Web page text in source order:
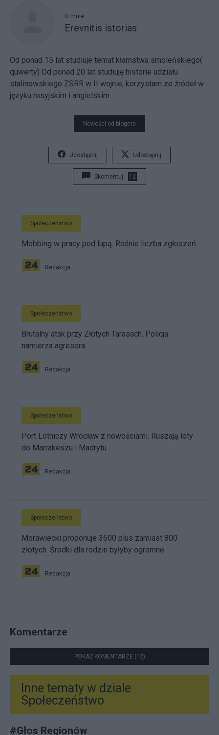
O mnie
Erevnitis istorias
Od ponad 15 lat studiuje temat kłamstwa smoleńskiego(
quwerty) Od ponad 20 lat studiuję historie udziału
stalinowskiego ZSRR w II wojnie; korzystam ze źródeł w
języku rosyjskim i angielskim.
Nowości od blogera
Udostępnij Udostępnij
Skomentuj 12
Społeczeństwo
Mobbing w pracy pod lupą. Rośnie liczba zgłoszeń
Redakcja
Społeczeństwo
Brutalny atak przy Złotych Tarasach. Policja
namierza agresora
Redakcja
Społeczeństwo
Port Lotniczy Wrocław z nowościami. Ruszają loty
do Marrakeszu i Madrytu
Redakcja
Społeczeństwo
Morawiecki proponuje 3600 plus zamiast 800
złotych. Środki dla rodzin byłyby ogromne
Redakcja
Komentarze
POKAŻ KOMENTARZE (12)
Inne tematy w dziale
Społeczeństwo
#Głos Regionów